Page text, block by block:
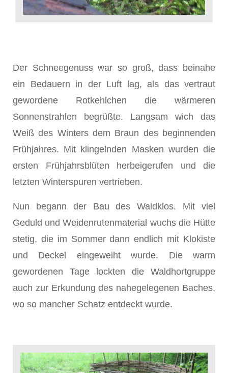
Der Schneegenuss war so groß, dass beinahe
ein Bedauern in der Luft lag, als das vertraut
gewordene Rotkehlchen die wärmeren
Sonnenstrahlen begrüßte. Langsam wich das
Weiß des Winters dem Braun des beginnenden
Frühjahres. Mit klin­gelnden Masken wurden die
ersten Frühjahrsblüten herbeige­rufen und die
letzten Winterspuren vertrieben.
Nun begann der Bau des Waldklos. Mit viel
Geduld und Wei­denrutenmaterial wuchs die Hütte
stetig, die im Sommer dann endlich mit Klokiste
und Deckel eingeweiht wurde. Die warm
gewordenen Tage lockten die Waldhortgruppe
auch zur Erkundung des nahegelegenen Baches,
wo so mancher Schatz entdeckt wurde.